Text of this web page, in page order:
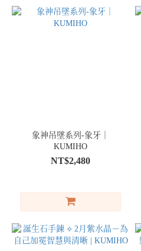
象神吊墜系列-象牙｜
KUMIHO
NT$2,480